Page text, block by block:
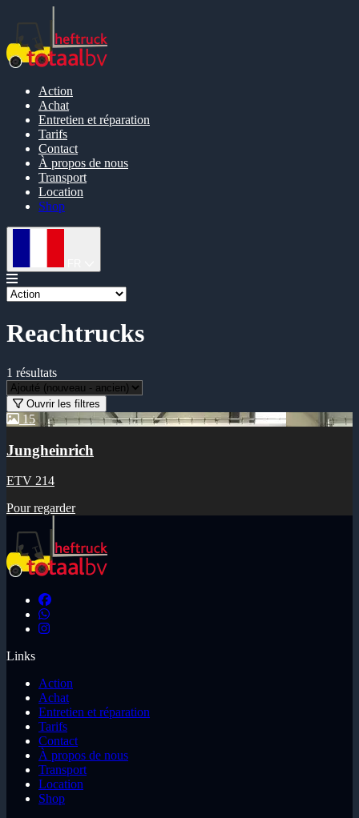
Action
Achat
Entretien et réparation
Tarifs
Contact
À propos de nous
Transport
Location
Shop
Reachtrucks
1 résultats
Ouvrir les filtres
15
Jungheinrich
ETV 214
Pour regarder
Links
Action
Achat
Entretien et réparation
Tarifs
Contact
À propos de nous
Transport
Location
Shop